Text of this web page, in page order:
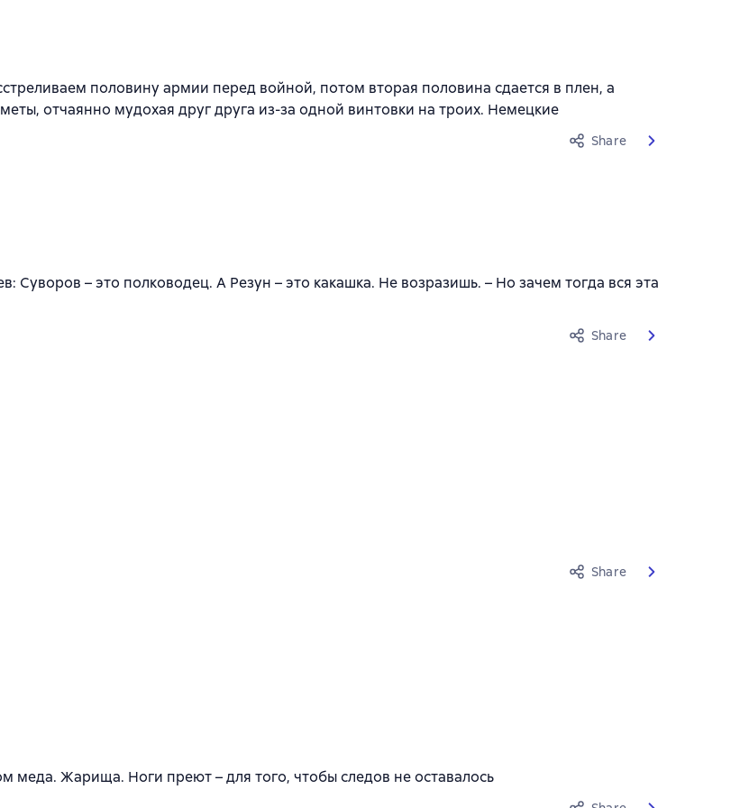
половину армии перед войной, потом вторая половина сдается в плен, а
отчаянно мудохая друг друга из-за одной винтовки на троих. Немецкие
Share
Суворов – это полководец. А Резун – это какашка. Не возразишь. – Но зачем тогда вся эта
Share
Share
Жарища. Ноги преют – для того, чтобы следов не оставалось